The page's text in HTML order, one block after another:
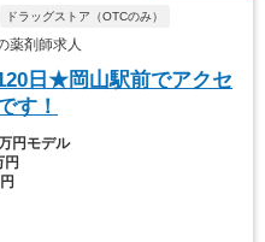
ドラッグストア（OTCのみ）
薬剤師求人
日★岡山駅前でアクセ
す！
円モデル
円